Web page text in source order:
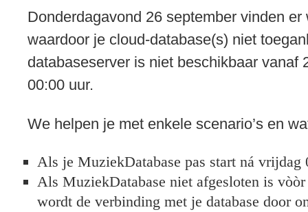
Donderdagavond 26 september vinden
waardoor je cloud-database(s) niet
databaseserver is niet beschikbaar vanaf
00:00 uur.
We helpen je met enkele scenario’s en
Als je MuziekDatabase pas start ná vrijdag
Als MuziekDatabase niet afgesloten is
wordt de verbinding met je database door